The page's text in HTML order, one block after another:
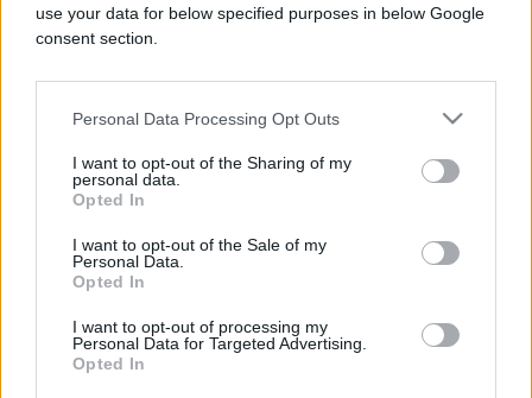
use your data for below specified purposes in below Google
consent section.
Personal Data Processing Opt Outs
I want to opt-out of the Sharing of my
personal data.
Opted In
I want to opt-out of the Sale of my
Personal Data.
Opted In
I want to opt-out of processing my
Personal Data for Targeted Advertising.
Opted In
Ukrajina je u nedjelju izrazila spremnost da
odustane od ambicije pridruživanja NATO savezu u
zamjenu za zapadne sigurnosne garancije.
napredovali po pitanju ovog ili drugih ključnih
pitanja, poput budućnosti ukrajinske teritorije, i
koliko bi pregovori u Berlinu mogli uvjeriti Rusiju
Pregovori dolaze na početku ključne sedmice za
odlučiti može li blok odobriti ogromni zajam
Ukrajini korištenjem zamrznutih sredstava ruskih